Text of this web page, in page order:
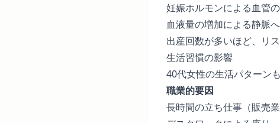
妊娠ホルモンによる血管
血液量の増加による静脈
出産回数が多いほど、リ
生活習慣の影響
40代女性の生活パターン
職業的要因
長時間の立ち仕事（販売業